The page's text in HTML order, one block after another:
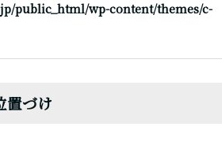
public_html/wp-content/themes/c-
置づけ